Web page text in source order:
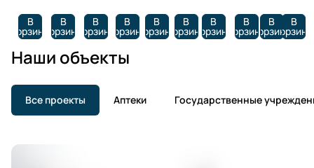
В
корзину
В
корзину
В
корзину
В
корзину
В
корзину
В
корзину
В
корзину
В
корзину
В
корзину
В
корзину
Наши объекты
Все проекты Аптеки Государственные